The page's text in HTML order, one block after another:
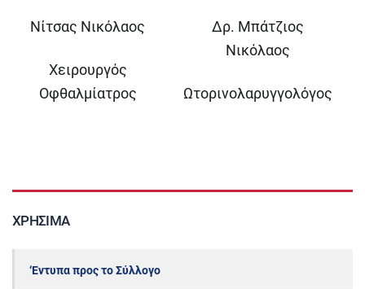
Νίτσας Νικόλαος
Χειρουργός
Οφθαλμίατρος
Δρ. Μπάτζιος
Νικόλαος
Ωτορινολαρυγγολόγος
ΧΡΉΣΙΜΑ
‘Εντυπα προς το Σύλλογο